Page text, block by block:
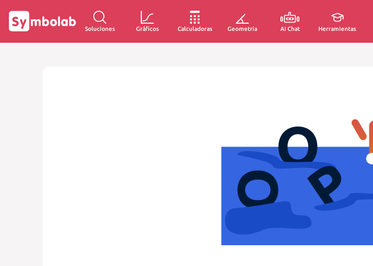
Soluciones Gráficos Calculadoras Geometría AI Chat Herramientas